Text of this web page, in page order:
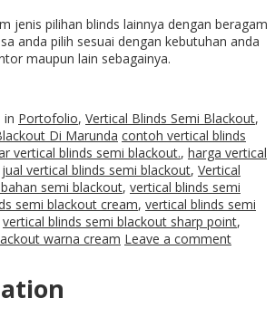
jenis pilihan blinds lainnya dengan beragam
anda pilih sesuai dengan kebutuhan anda
maupun lain sebagainya.
in Portofolio, Vertical Blinds Semi Blackout,
Di Marunda contoh vertical blinds
vertical blinds semi blackout., harga vertical
jual vertical blinds semi blackout, Vertical
semi blackout, vertical blinds semi
semi blackout cream, vertical blinds semi
vertical blinds semi blackout sharp point,
warna cream Leave a comment